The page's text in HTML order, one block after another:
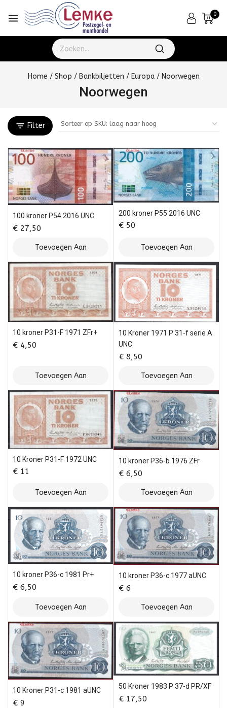
0
Home / Shop / Bankbiljetten / Europa / Noorwegen
Noorwegen
Filter
100 kroner P54 2016 UNC
€ 27,50
Toevoegen Aan
Winkelwagen
200 kroner P55 2016 UNC
€ 50
Toevoegen Aan
Winkelwagen
10 kroner P31-F 1971 ZFr+
€ 4,50
Toevoegen Aan
Winkelwagen
10 Kroner 1971 P 31-f serie A
UNC
€ 8,50
Toevoegen Aan
Winkelwagen
10 Kroner P31-F 1972 UNC
€ 11
Toevoegen Aan
Winkelwagen
10 kroner P36-b 1976 ZFr
€ 6,50
Toevoegen Aan
Winkelwagen
10 kroner P36-c 1981 Pr+
€ 6,50
Toevoegen Aan
Winkelwagen
10 kroner P36-c 1977 aUNC
€ 6
Toevoegen Aan
Winkelwagen
10 Kroner P31-c 1981 aUNC
€ 9
50 Kroner 1983 P 37-d PR/XF
€ 17,50